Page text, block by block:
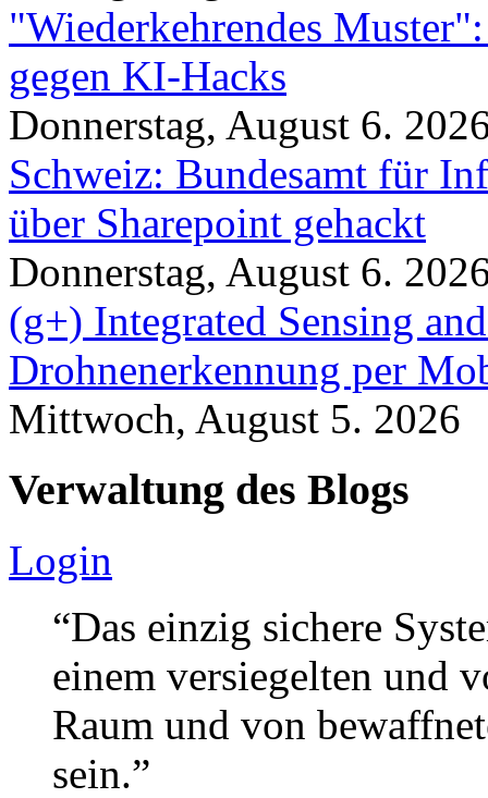
"Wiederkehrendes
gegen KI-Hacks
Donnerstag, August 6.
Schweiz: Bundesamt für
über Sharepoint gehackt
Donnerstag, August 6.
(g+) Integrated Sensing
Drohnenerkennung per
Mittwoch, August 5. 2026
Verwaltung des Blogs
Login
“Das einzig sichere
einem versiegelten und
Raum und von
sein.”